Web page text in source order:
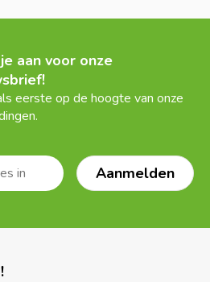
aan voor onze
eerste op de hoogte van onze